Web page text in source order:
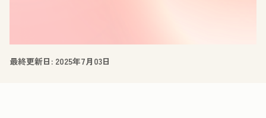
最終更新日: 2025年7月03日